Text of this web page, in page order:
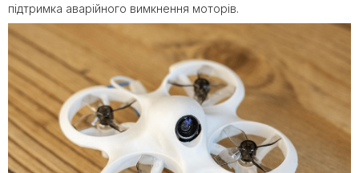
підтримка аварійного вимкнення моторів.